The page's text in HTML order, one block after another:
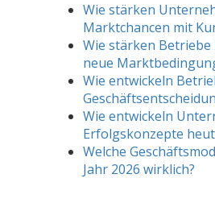
Wie stärken
Marktchancen mit
Wie stärken
neue
Wie entwickeln
Wie entwickeln
Erfolgskonzepte
Welche
Jahr 2026 wirklich?